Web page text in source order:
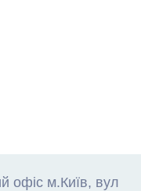
офіс м.Київ, вул